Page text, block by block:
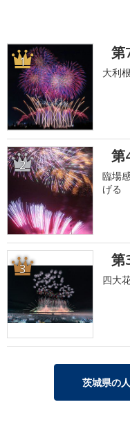
1 第
大利
2 第
臨場
げる
3 第
四大
茨城県の